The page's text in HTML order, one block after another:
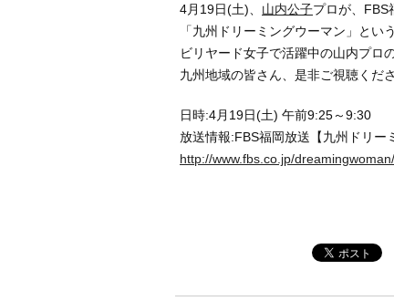
4月19日(土)、 山内公子プロが、FBS
「九州ドリーミングウーマン」と
ビリヤード女子で活躍中の山内プロ
九州地域の皆さん、是非ご視聴くだ
日時:4月19日(土) 午前9:25～9:30
放送情報:FBS福岡放送【九州ドリー
http://www.fbs.co.jp/dreamingwoman/